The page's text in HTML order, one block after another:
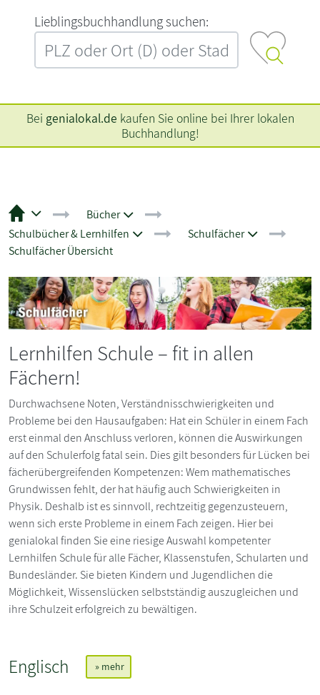
L‍i‍e‍b‍l‍i‍n‍g‍s‍b‍u‍c‍h‍h‍a‍n‍d‍l‍u‍n‍g‍ ‍s‍u‍c‍h‍e‍n‍:‍
Bei genialokal.de kaufen Sie online bei Ihrer lokalen
Buchhandlung!
Bücher
Schulbücher & Lernhilfen
Schulfächer
Schulfächer Übersicht
Lernhilfen Schule – fit in allen
Fächern!
Durchwachsene Noten, Verständnisschwierigkeiten und
Probleme bei den Hausaufgaben: Hat ein Schüler in einem Fach
erst einmal den Anschluss verloren, können die Auswirkungen
auf den Schulerfolg fatal sein. Dies gilt besonders für Lücken bei
fächerübergreifenden Kompetenzen: Wem mathematisches
Grundwissen fehlt, der hat häufig auch Schwierigkeiten in
Physik. Deshalb ist es sinnvoll, rechtzeitig gegenzusteuern,
wenn sich erste Probleme in einem Fach zeigen. Hier bei
genialokal finden Sie eine riesige Auswahl kompetenter
Lernhilfen Schule für alle Fächer, Klassenstufen, Schularten und
Bundesländer. Sie bieten Kindern und Jugendlichen die
Möglichkeit, Wissenslücken selbstständig auszugleichen und
ihre Schulzeit erfolgreich zu bewältigen.
Englisch » mehr